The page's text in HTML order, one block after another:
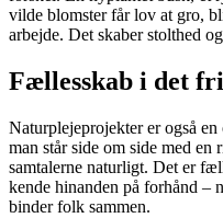
vilde blomster får lov at gro,
arbejde. Det skaber stolthed
Fællesskab i det fri
Naturplejeprojekter er også
man står side om side med en
samtalerne naturligt. Det er
kende hinanden på forhånd –
binder folk sammen.